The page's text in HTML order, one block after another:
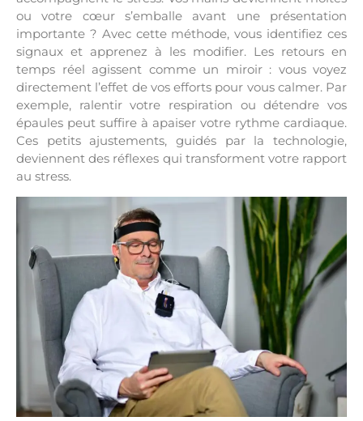
ou votre cœur s’emballe avant une présentation
importante ? Avec cette méthode, vous identifiez ces
signaux et apprenez à les modifier. Les retours en
temps réel agissent comme un miroir : vous voyez
directement l’effet de vos efforts pour vous calmer. Par
exemple, ralentir votre respiration ou détendre vos
épaules peut suffire à apaiser votre rythme cardiaque.
Ces petits ajustements, guidés par la technologie,
deviennent des réflexes qui transforment votre rapport
au stress.